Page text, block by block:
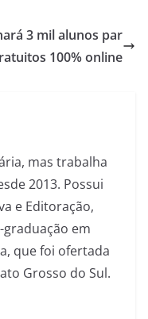
3 mil alunos par
100% online
mas trabalha
2013. Possui
e Editoração,
em
que foi ofertada
Grosso do Sul.